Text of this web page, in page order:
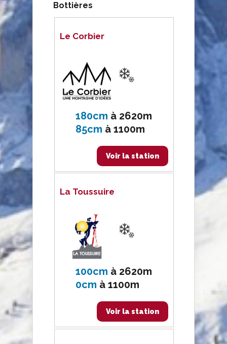
Bottières
Le Corbier
180cm à 2620m
85cm à1100m
Voir la station
La Toussuire
100cm à 2620m
0cm à1100m
Voir la station